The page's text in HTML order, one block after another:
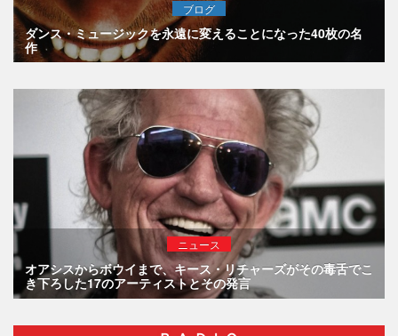
ブログ
ダンス・ミュージックを永遠に変えることになった40枚の名
作
ニュース
オアシスからボウイまで、キース・リチャーズがその毒舌でこ
き下ろした17のアーティストとその発言